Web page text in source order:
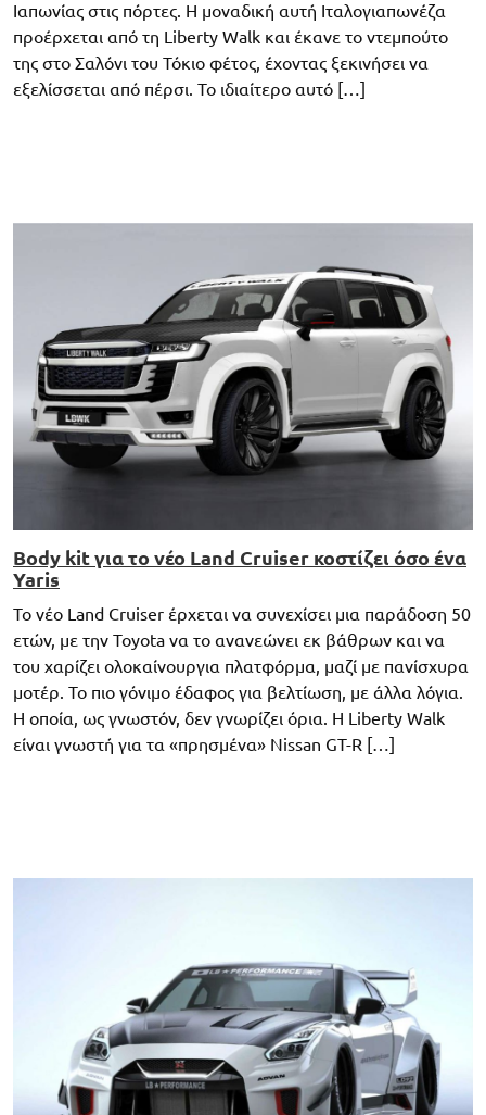
Ιαπωνίας στις πόρτες. Η μοναδική αυτή Ιταλογιαπωνέζα
προέρχεται από τη Liberty Walk και έκανε το ντεμπούτο
της στο Σαλόνι του Τόκιο φέτος, έχοντας ξεκινήσει να
εξελίσσεται από πέρσι. Το ιδιαίτερο αυτό […]
Body kit για το νέο Land Cruiser κοστίζει όσο ένα
Yaris
To νέο Land Cruiser έρχεται να συνεχίσει μια παράδοση 50
ετών, με την Toyota να το ανανεώνει εκ βάθρων και να
του χαρίζει ολοκαίνουργια πλατφόρμα, μαζί με πανίσχυρα
μοτέρ. Το πιο γόνιμο έδαφος για βελτίωση, με άλλα λόγια.
H οποία, ως γνωστόν, δεν γνωρίζει όρια. Η Liberty Walk
είναι γνωστή για τα «πρησμένα» Nissan GT-R […]